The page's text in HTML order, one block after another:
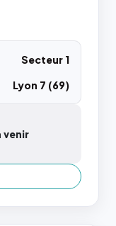
Secteur 1
Lyon 7 (69)
venir